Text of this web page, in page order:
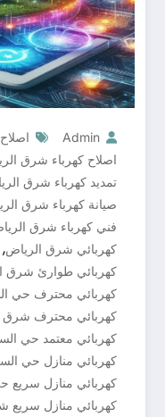
Admin
اصلاح كهرباء شرق
تمديد كهرباء شرق
صيانة كهرباء شرق
فني كهرباء شرق
كهربائي شرق الرياض,
كهربائي طوارئ شرق
كهربائي محترف حي
كهربائي محترف شرق
كهربائي معتمد حي
كهربائي منازل حي
كهربائي منازل سريع
كهربائي منازل سريع